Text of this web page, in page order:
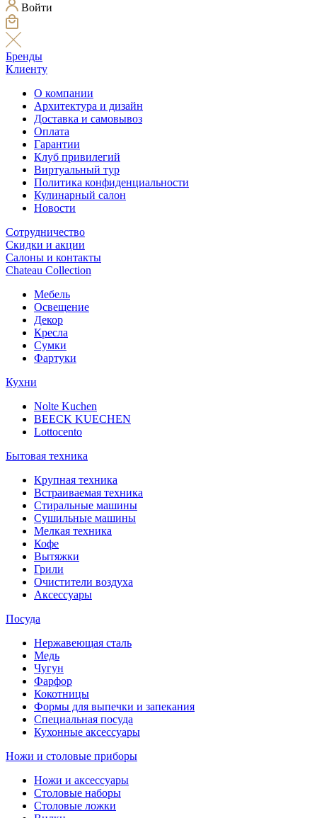
Войти
Бренды
Клиенту
О компании
Архитектура и дизайн
Доставка и самовывоз
Оплата
Гарантии
Клуб привилегий
Виртуальный тур
Политика конфиденциальности
Кулинарный салон
Новости
Сотрудничество
Скидки и акции
Салоны и контакты
Chateau Collection
Мебель
Освещение
Декор
Кресла
Сумки
Фартуки
Кухни
Nolte Kuchen
BEECK KUECHEN
Lottocento
Бытовая техника
Крупная техника
Встраиваемая техника
Стиральные машины
Сушильные машины
Мелкая техника
Кофе
Вытяжки
Грили
Очистители воздуха
Аксессуары
Посуда
Нержавеющая сталь
Медь
Чугун
Фарфор
Кокотницы
Формы для выпечки и запекания
Специальная посуда
Кухонные аксессуары
Ножи и столовые приборы
Ножи и аксессуары
Столовые наборы
Столовые ложки